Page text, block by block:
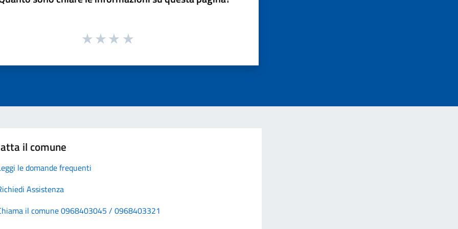
il comune
le domande frequenti
Assistenza
il comune 0968403045 / 0968403321